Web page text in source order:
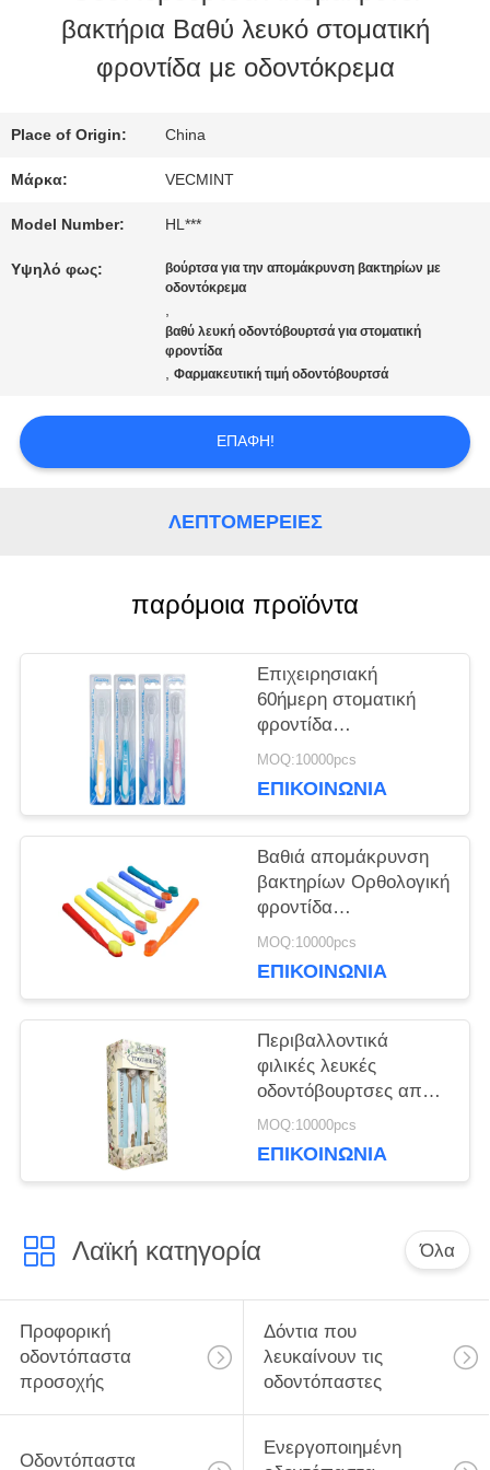
ΕΡΓΟΣΤΑΣΊΩΝ
ΠΟΙΟΤΙΚΌΣ
ΈΛΕΓΧΟΣ
ΜΕ
ΑΠΌΣΠΑΣΜΑ
ΧΆΡΤΗΣ
ΙΣΤΌΤΟΠΟΥ
ΠΟΛΙΤΙΚΉ
ΜΥΣΤΙΚΌΤΗΤΑΣ
βακτήρια Βαθύ λευκό στοματική
φροντίδα με οδοντόκρεμα
Place of Origin: China
Μάρκα: VECMINT
Model Number: HL***
Υψηλό φως:
βούρτσα για την απομάκρυνση βακτηρίων με
οδοντόκρεμα
,
βαθύ λευκή οδοντόβουρτσά για στοματική
φροντίδα
,Φαρμακευτική τιμή οδοντόβουρτσά
ΕΠΑΦΉ!
ΛΕΠΤΟΜΈΡΕΙΕΣ
παρόμοια προϊόντα
Επιχειρησιακή
60ήμερη στοματική
φροντίδα
Οδοντόβουρτσες
βακτηρίων Απαλό
MOQ:10000pcs
ΕΠΙΚΟΙΝΩΝΊΑ
Βαθιά απομάκρυνση
βακτηρίων Ορθολογική
φροντίδα
οδοντόβουρτσες 350g
Χρήση 60 ημερών
MOQ:10000pcs
ΕΠΙΚΟΙΝΩΝΊΑ
Περιβαλλοντικά
φιλικές λευκές
οδοντόβουρτσες από
χαρτί αφαιρούν
καθαρισμό των
MOQ:10000pcs
ΕΠΙΚΟΙΝΩΝΊΑ
Λαϊκή κατηγορία Όλα
Προφορική
οδοντόπαστα
προσοχής
Δόντια που
λευκαίνουν τις
οδοντόπαστες
Οδοντόπαστα
Ενεργοποιημένη